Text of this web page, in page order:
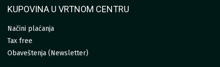
KUPOVINA U VRTNOM CENTRU
Načini plaćanja
Tax free
Obaveštenja (Newsletter)